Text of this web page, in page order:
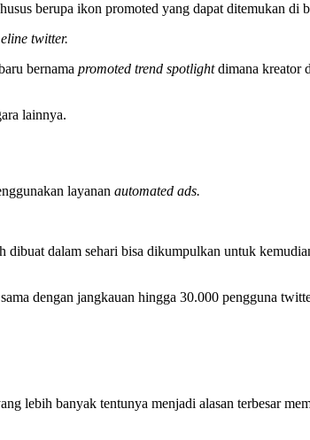
berupa ikon promoted yang dapat ditemukan di
twitter.
bernamapromoted trend spotlightdimana kreator
lainnya.
layananautomated ads.
dibuat dalam sehari bisa dikumpulkan untuk
dengan jangkauan hingga 30.000 pengguna
lebih banyak tentunya menjadi alasan terbesar